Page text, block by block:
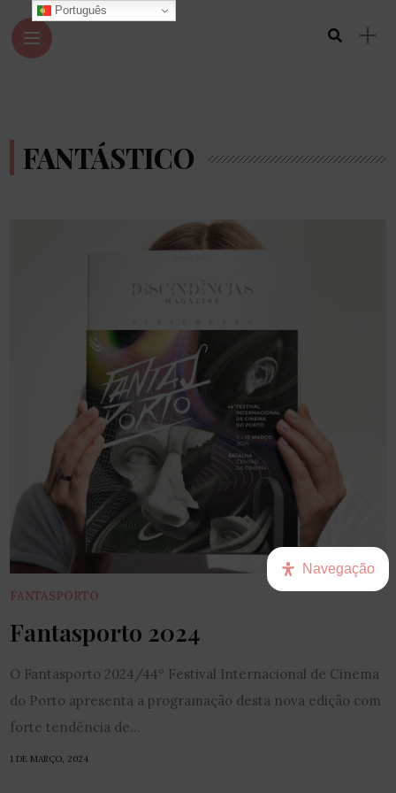
FANTÁSTICO
FANTASPORTO
Fantasporto 2024
O Fantasporto 2024/44º Festival Internacional de Cinema
do Porto apresenta a programação desta nova edição com
forte tendência de...
1 DE MARÇO, 2024
Português
Navegação